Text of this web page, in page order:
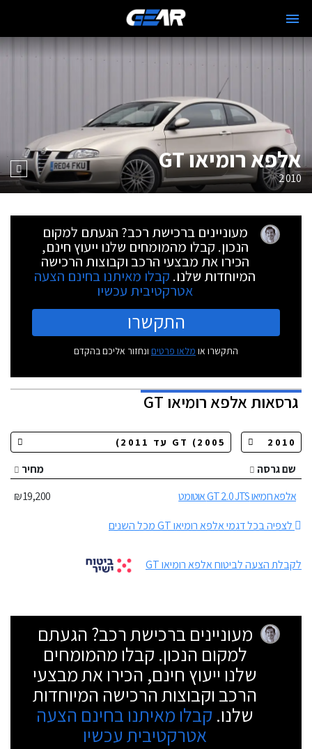
אלפא רומיאו GT
2010
מעוניינים ברכישת רכב? הגעתם למקום
הנכון. קבלו מהמומחים שלנו ייעוץ חינם,
הכירו את מבצעי הרכב וקבוצות הרכישה
המיוחדות שלנו. קבלו מאיתנו בחינם הצעה
אטרקטיבית עכשיו
התקשרו
התקשרו או מלאו פרטים ונחזור אליכם בהקדם
גרסאותאלפא רומיאו GT
שם גרסה
מחיר
אלפא רומיאו GT 2.0 JTS אוטומט
19,200 ₪
לצפיה בכל דגמי אלפא רומיאו GT מכל השנים
לקבלת הצעה לביטוח אלפא רומיאו GT
מעוניינים ברכישת רכב? הגעתם
למקום הנכון. קבלו מהמומחים
שלנו ייעוץ חינם, הכירו את מבצעי
הרכב וקבוצות הרכישה המיוחדות
שלנו. קבלו מאיתנו בחינם הצעה
אטרקטיבית עכשיו